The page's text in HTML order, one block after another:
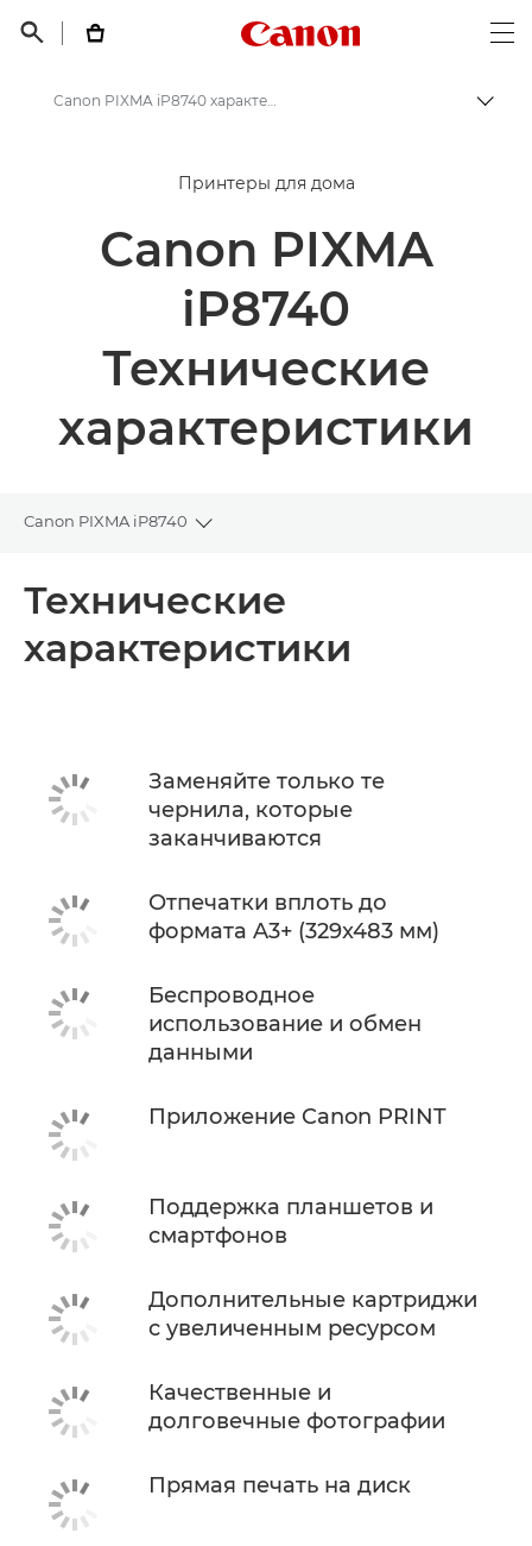
 
Canon Logo, back
Принтеры Canon
Canon PIXMA iP8740 - Струйные фотопринтеры
Принтеры для дома
Canon PIXMA
iP8740
Технические
характеристики
Canon PIXMA iP8740
Toggle breadcrumbs
Технические характеристики
Технические
характеристики
Заменяйте только те
чернила, которые
заканчиваются
Отпечатки вплоть до
формата A3+ (329x483 мм)
Беспроводное
использование и обмен
данными
Приложение Canon PRINT
Поддержка планшетов и
смартфонов
Дополнительные картриджи
с увеличенным ресурсом
Качественные и
долговечные фотографии
Прямая печать на диск